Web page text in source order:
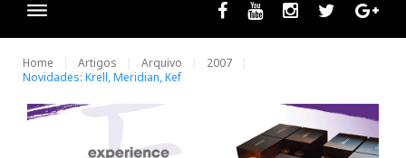
Facebook
Youtube InstagramTwitter
Home Artigos Arquivo
2007
Novidades: Krell, Meridian, Kef